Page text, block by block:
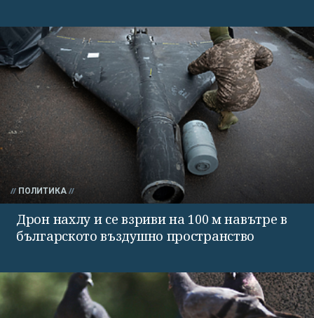
ПОЛИТИКА
Дрон нахлу и се взриви на 100 м навътре в
българското въздушно пространство